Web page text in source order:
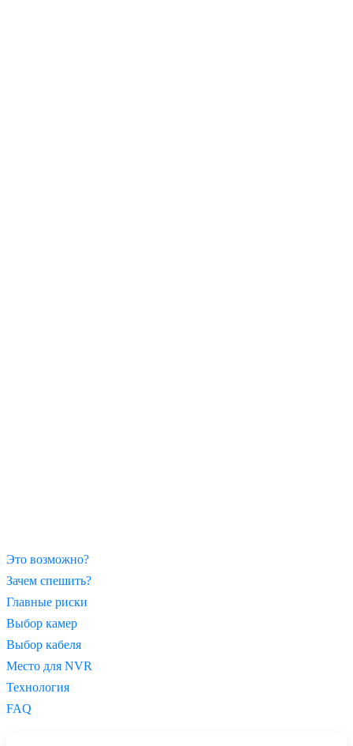
Это возможно?
Зачем спешить?
Главные риски
Выбор камер
Выбор кабеля
Место для NVR
Технология
FAQ